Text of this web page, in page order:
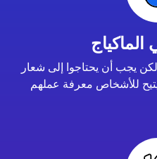
الماكياج
يجب أن يحتاجوا إلى شعار